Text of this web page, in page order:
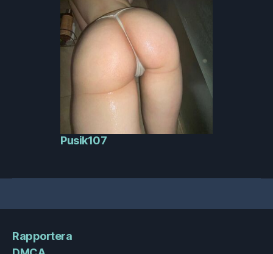
Pusik107
Rapportera